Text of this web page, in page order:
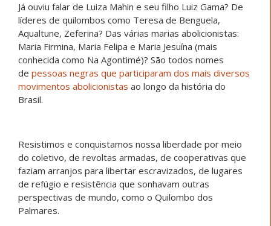
Já ouviu falar de Luiza Mahin e seu filho Luiz Gama? De
líderes de quilombos como Teresa de Benguela,
Aqualtune, Zeferina? Das várias marias abolicionistas:
Maria Firmina, Maria Felipa e Maria Jesuína (mais
conhecida como Na Agontimé)? São todos nomes
de pessoas negras que participaram dos mais diversos
movimentos abolicionistas ao longo da história do
Brasil.
Resistimos e conquistamos nossa liberdade por meio
do coletivo, de revoltas armadas, de cooperativas que
faziam arranjos para libertar escravizados, de lugares
de refúgio e resistência que sonhavam outras
perspectivas de mundo, como o Quilombo dos
Palmares.